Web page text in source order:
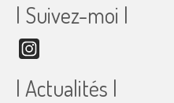
| Suivez-moi |
| Actualités |